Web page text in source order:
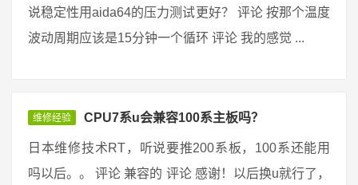
说稳定性用aida64的压力测试更好？ 评论 按那个温度
波动周期应该是15分钟一个循环 评论 我的感觉 ...
维修经验 CPU7系u会兼容100系主板吗？
日本维修技术RT，听说要推200系板，100系还能用
吗以后。。 评论 兼容的 评论 感谢！以后换u就行了，